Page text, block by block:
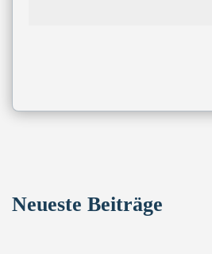
Neueste Beiträge